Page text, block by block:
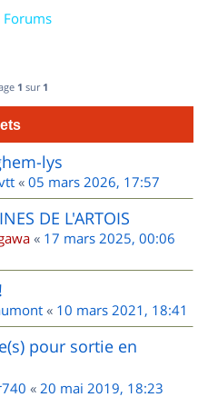
Forums
1 sur 1
lys
« 05 mars 2026, 17:57
DE L'ARTOIS
« 17 mars 2025, 00:06
« 10 mars 2021, 18:41
pour sortie en
« 20 mai 2019, 18:23